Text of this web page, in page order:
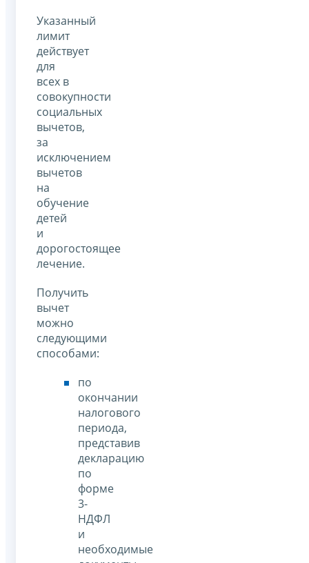
Указанный
лимит
действует
для
всех в
совокупности
социальных
вычетов,
за
исключением
вычетов
на
обучение
детей
и
дорогостоящее
лечение.
Получить
вычет
можно
следующими
способами:
по
окончании
налогового
периода,
представив
декларацию
по
форме
3-
НДФЛ
и
необходимые